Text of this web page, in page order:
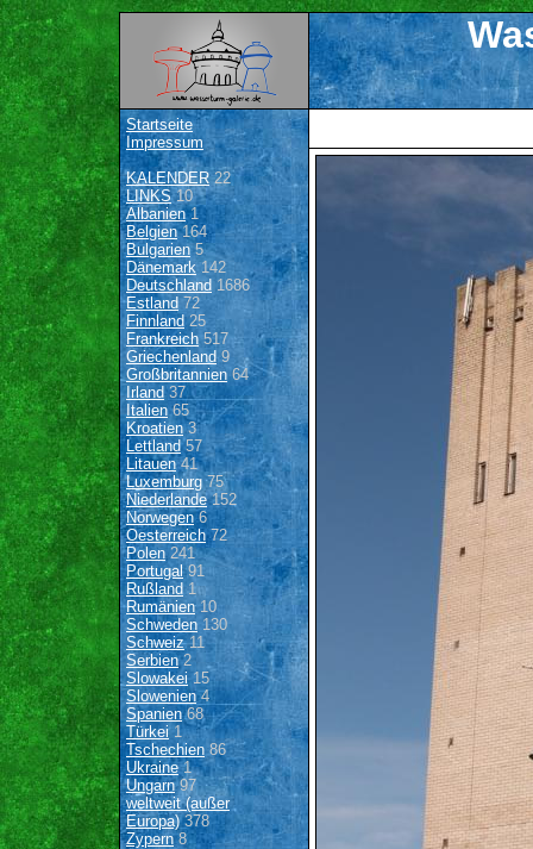
Startseite
Impressum
KALENDER22
LINKS10
Albanien1
Belgien164
Bulgarien 5
Dänemark142
Deutschland 1686
Estland 72
Finnland 25
Frankreich517
Griechenland9
Großbritannien64
Irland 37
Italien65
Kroatien3
Lettland57
Litauen41
Luxemburg 75
Niederlande152
Norwegen6
Oesterreich72
Polen 241
Portugal91
Rußland 1
Rumänien10
Schweden 130
Schweiz11
Serbien2
Slowakei15
Slowenien4
Spanien68
Türkei1
Tschechien 86
Ukraine1
Ungarn97
weltweit (außer
Europa)378
Zypern8